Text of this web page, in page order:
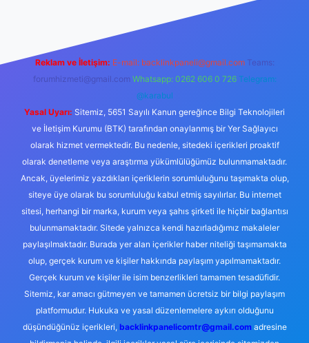
Reklam ve İletişim: E-mail: backlinkpaneli@gmail.com Teams:
forumhizmeti@gmail.com Whatsapp: 0262 606 0 726 Telegram:
@karabul
Yasal Uyarı: Sitemiz, 5651 Sayılı Kanun gereğince Bilgi Teknolojileri
ve İletişim Kurumu (BTK) tarafından onaylanmış bir Yer Sağlayıcı
olarak hizmet vermektedir. Bu nedenle, sitedeki içerikleri proaktif
olarak denetleme veya araştırma yükümlülüğümüz bulunmamaktadır.
Ancak, üyelerimiz yazdıkları içeriklerin sorumluluğunu taşımakta olup,
siteye üye olarak bu sorumluluğu kabul etmiş sayılırlar. Bu internet
sitesi, herhangi bir marka, kurum veya şahıs şirketi ile hiçbir bağlantısı
bulunmamaktadır. Sitede yalnızca kendi hazırladığımız makaleler
paylaşılmaktadır. Burada yer alan içerikler haber niteliği taşımamakta
olup, gerçek kurum ve kişiler hakkında paylaşım yapılmamaktadır.
Gerçek kurum ve kişiler ile isim benzerlikleri tamamen tesadüfidir.
Sitemiz, kar amacı gütmeyen ve tamamen ücretsiz bir bilgi paylaşım
platformudur. Hukuka ve yasal düzenlemelere aykırı olduğunu
düşündüğünüz içerikleri, backlinkpanelicomtr@gmail.comadresine